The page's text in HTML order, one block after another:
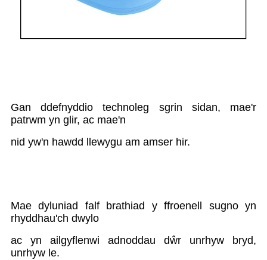
Gan ddefnyddio technoleg sgrin sidan, mae'r
patrwm yn glir, ac mae'n
nid yw'n hawdd llewygu am amser hir.
Mae dyluniad falf brathiad y ffroenell sugno yn
rhyddhau'ch dwylo
ac yn ailgyflenwi adnoddau dŵr unrhyw bryd,
unrhyw le.